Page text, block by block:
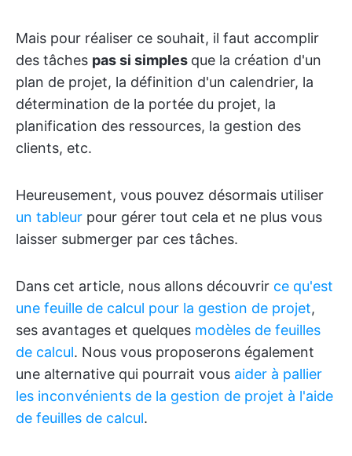
Mais pour réaliser ce souhait, il faut accomplir
des tâches pas si simples que la création d'un
plan de projet, la définition d'un calendrier, la
détermination de la portée du projet, la
planification des ressources, la gestion des
clients, etc.
Heureusement, vous pouvez désormais utiliser
un tableur pour gérer tout cela et ne plus vous
laisser submerger par ces tâches.
Dans cet article, nous allons découvrir ce qu'est
une feuille de calcul pour la gestion de projet,
ses avantages et quelques modèles de feuilles
de calcul. Nous vous proposerons également
une alternative qui pourrait vous aider à pallier
les inconvénients de la gestion de projet à l'aide
de feuilles de calcul.